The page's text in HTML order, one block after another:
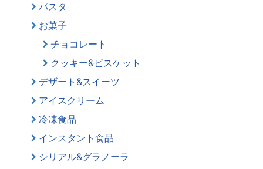
パスタ
お菓子
チョコレート
クッキー&ビスケット
デザート&スイーツ
アイスクリーム
冷凍食品
インスタント食品
シリアル&グラノーラ